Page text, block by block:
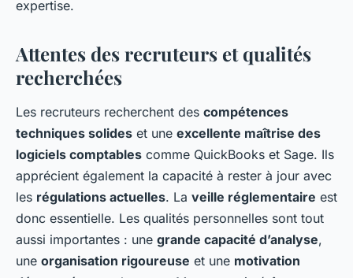
expertise.
Attentes des recruteurs et qualités
recherchées
Les recruteurs recherchent des compétences
techniques solides et une excellente maîtrise des
logiciels comptables comme QuickBooks et Sage. Ils
apprécient également la capacité à rester à jour avec
les régulations actuelles. La veille réglementaire est
donc essentielle. Les qualités personnelles sont tout
aussi importantes : une grande capacité d’analyse,
une organisation rigoureuse et une motivation